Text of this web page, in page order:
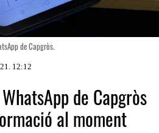
de Capgròs.
12:12
de Capgròs
al moment